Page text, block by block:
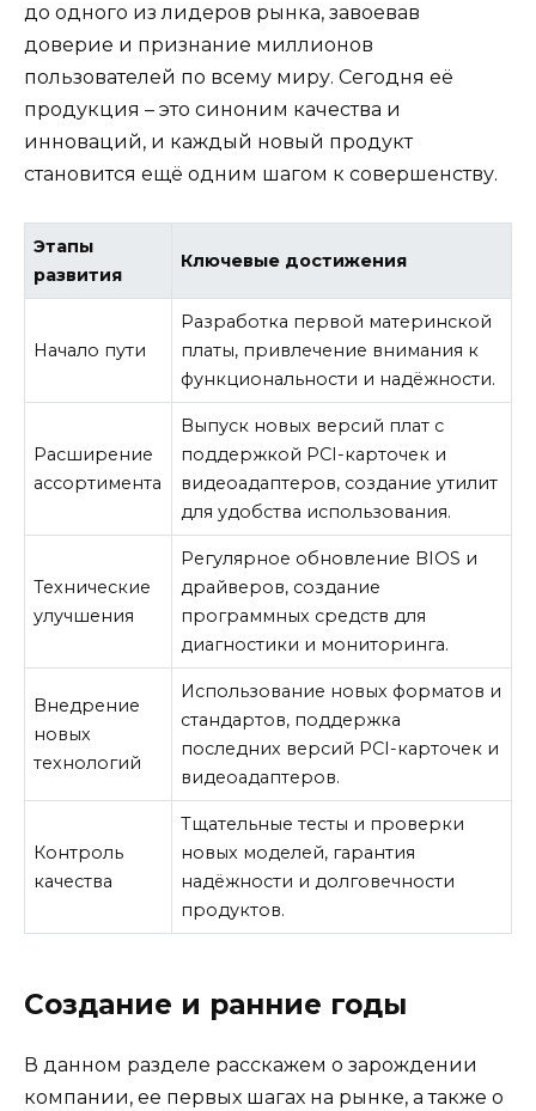
до одного из лидеров рынка, завоевав
доверие и признание миллионов
пользователей по всему миру. Сегодня её
продукция – это синоним качества и
инноваций, и каждый новый продукт
становится ещё одним шагом к совершенству.
Этапы
развития
Ключевые достижения
Начало пути
Разработка первой материнской
платы, привлечение внимания к
функциональности и надёжности.
Расширение
ассортимента
Выпуск новых версий плат с
поддержкой PCI-карточек и
видеоадаптеров, создание утилит
для удобства использования.
Технические
улучшения
Регулярное обновление BIOS и
драйверов, создание
программных средств для
диагностики и мониторинга.
Внедрение
новых
технологий
Использование новых форматов и
стандартов, поддержка
последних версий PCI-карточек и
видеоадаптеров.
Контроль
качества
Тщательные тесты и проверки
новых моделей, гарантия
надёжности и долговечности
продуктов.
Создание и ранние годы
В данном разделе расскажем о зарождении
компании, ее первых шагах на рынке, а также о